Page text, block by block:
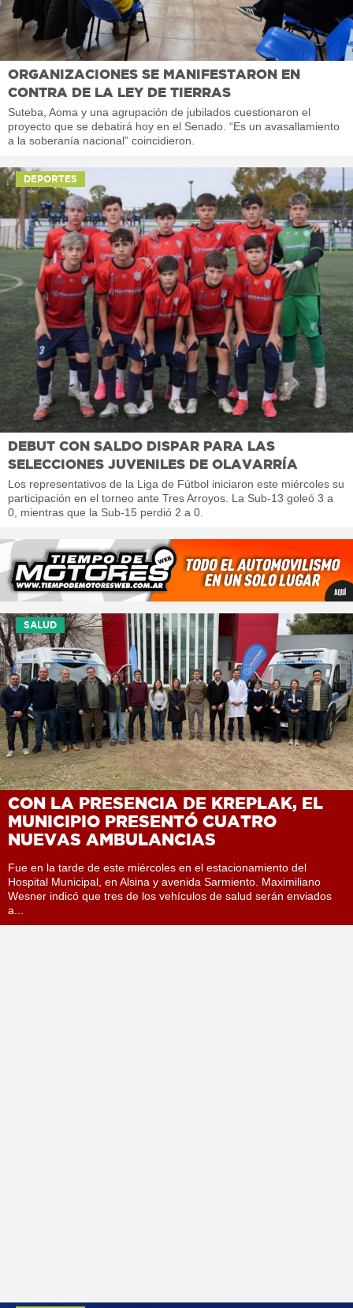
ORGANIZACIONES SE MANIFESTARON EN
CONTRA DE LA LEY DE TIERRAS
Suteba, Aoma y una agrupación de jubilados cuestionaron el
proyecto que se debatirá hoy en el Senado. “Es un avasallamiento
a la soberanía nacional” coincidieron.
DEPORTES
DEBUT CON SALDO DISPAR PARA LAS
SELECCIONES JUVENILES DE OLAVARRÍA
Los representativos de la Liga de Fútbol iniciaron este miércoles su
participación en el torneo ante Tres Arroyos. La Sub-13 goleó 3 a
0, mientras que la Sub-15 perdió 2 a 0.
SALUD
CON LA PRESENCIA DE KREPLAK, EL
MUNICIPIO PRESENTÓ CUATRO
NUEVAS AMBULANCIAS
Fue en la tarde de este miércoles en el estacionamiento del
Hospital Municipal, en Alsina y avenida Sarmiento. Maximiliano
Wesner indicó que tres de los vehículos de salud serán enviados
a...